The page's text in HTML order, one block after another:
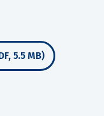
5.5 MB)